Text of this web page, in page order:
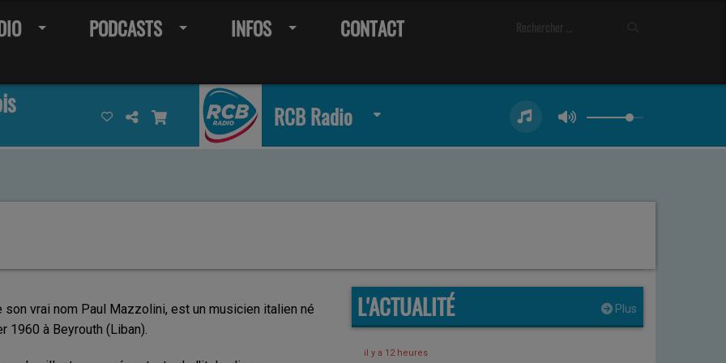
PODCASTS INFOS CONTACT
RCB Radio
son vrai nom Paul Mazzolini, est un musicien italien né
1960 à Beyrouth (Liban).
Plus
L'ACTUALITÉ
il y a 12 heures